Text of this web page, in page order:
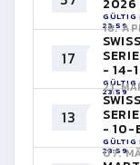
23:59
17
18.
- 14-1
GÜLTIG
23:59
13
21.
- 10-
23:59
07.